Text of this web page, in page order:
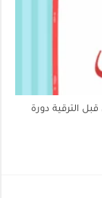
الترقية دورة